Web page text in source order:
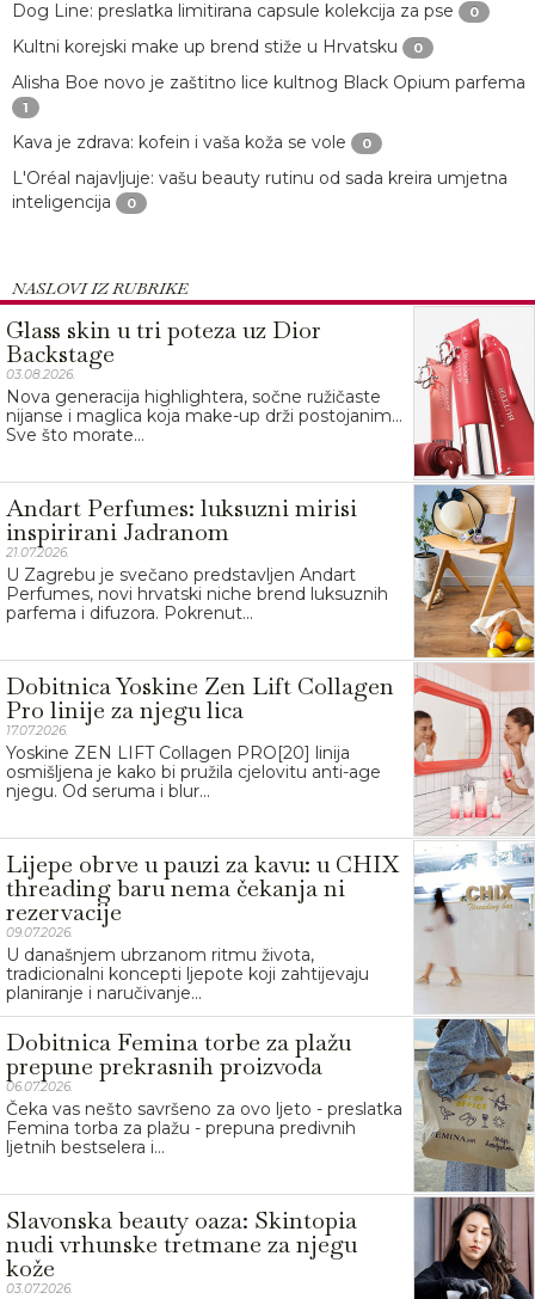
Dog Line: preslatka limitirana capsule kolekcija za pse 0
Kultni korejski make up brend stiže u Hrvatsku 0
Alisha Boe novo je zaštitno lice kultnog Black Opium parfema
1
Kava je zdrava: kofein i vaša koža se vole 0
L'Oréal najavljuje: vašu beauty rutinu od sada kreira umjetna
inteligencija
0
NASLOVI IZ RUBRIKE
Glass skin u tri poteza uz Dior
Backstage
03.08.2026.
Nova generacija highlightera, sočne ružičaste
nijanse i maglica koja make-up drži postojanim…
Sve što morate...
Andart Perfumes: luksuzni mirisi
inspirirani Jadranom
21.07.2026.
U Zagrebu je svečano predstavljen Andart
Perfumes, novi hrvatski niche brend luksuznih
parfema i difuzora. Pokrenut...
Dobitnica Yoskine Zen Lift Collagen
Pro linije za njegu lica
17.07.2026.
Yoskine ZEN LIFT Collagen PRO[20] linija
osmišljena je kako bi pružila cjelovitu anti-age
njegu. Od seruma i blur...
Lijepe obrve u pauzi za kavu: u CHIX
threading baru nema čekanja ni
rezervacije
09.07.2026.
U današnjem ubrzanom ritmu života,
tradicionalni koncepti ljepote koji zahtijevaju
planiranje i naručivanje...
Dobitnica Femina torbe za plažu
prepune prekrasnih proizvoda
06.07.2026.
Čeka vas nešto savršeno za ovo ljeto - preslatka
Femina torba za plažu - prepuna predivnih
ljetnih bestselera i...
Slavonska beauty oaza: Skintopia
nudi vrhunske tretmane za njegu
kože
03.07.2026.